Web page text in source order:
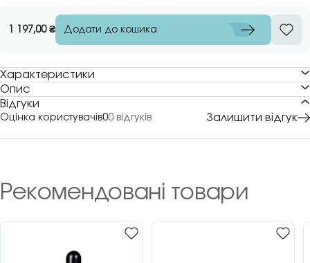
1 197,00₴ Додати до кошика
Характеристики
Опис
Відгуки
Оцінка користувачів00 відгуків Залишити відгук
Рекомендовані товари